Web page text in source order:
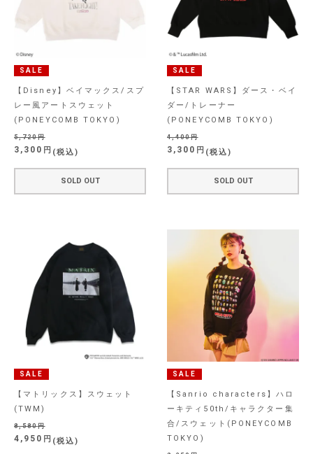
SALE
【Disney】ベイマックス/スプ
レー風アートスウェット
(PONEYCOMB TOKYO)
5,720
3,300 税込
SOLD OUT
SALE
【STAR WARS】ダース・ベイ
ダー/トレーナー
(PONEYCOMB TOKYO)
4,400
3,300 税込
SOLD OUT
SALE
【マトリックス】スウェット
(TWM)
8,580
4,950 税込
SALE
【Sanrio characters】ハロ
ーキティ50th/キャラクター集
合/スウェット(PONEYCOMB
TOKYO)